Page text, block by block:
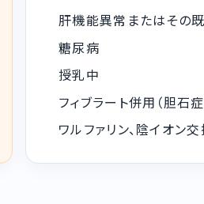
肝機能異常またはその
糖尿病
授乳中
フィブラート併用（胆石
ワルファリン、陰イオン